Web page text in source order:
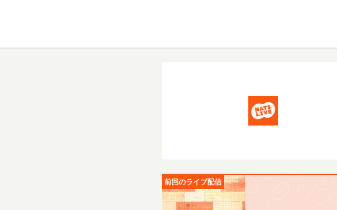
前回のライブ配信